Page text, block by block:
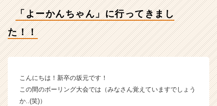
長
カ
ウ
「よーかんちゃん」に行ってきまし
た！！
こんにちは！新卒の坂元です！
この間のボーリング大会では（みなさん覚えていますでしょう
か..(笑)）